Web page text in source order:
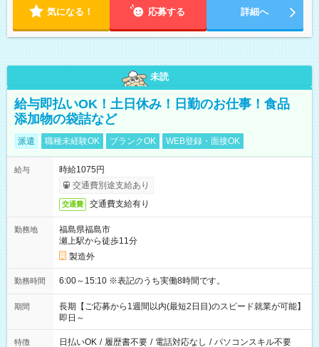
気になる！ 応募する 詳細へ
未読
給与即払いOK！土日休み！日勤のお仕事！食品
添加物の袋詰など
派遣 職種未経験OK ブランクOK WEB登録・面接OK
給与
時給1075円
交通費別途支給あり
交通費 交通費支給有り
勤務地
福島県福島市
瀬上駅から徒歩11分
製造外
勤務時間 6:00～15:10 ※表記のうち実働8時間です。
期間
長期【ご応募から1週間以内(最短2日目)のスピード就業が可能】
即日～
特徴 日払いOK / 履歴書不要 / 電話対応なし / パソコンスキル不要